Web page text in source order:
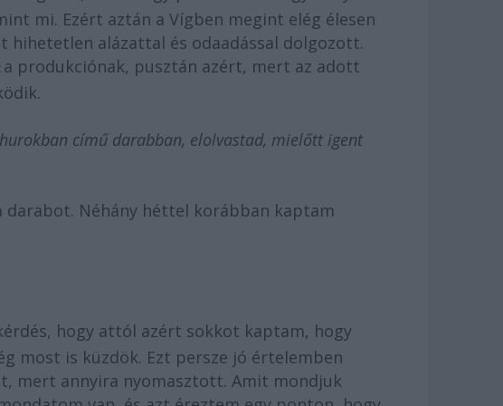
mi. Ezért aztán a Vígben megint elég élesen
hihetetlen alázattal és odaadással dolgozott.
a produkciónak, pusztán azért, mert az adott
című darabban, elolvastad, mielőtt igent
darabot. Néhány héttel korábban kaptam
hogy attól azért sokkot kaptam, hogy
most is küzdök. Ezt persze jó értelemben
mert annyira nyomasztott. Amit mondjuk